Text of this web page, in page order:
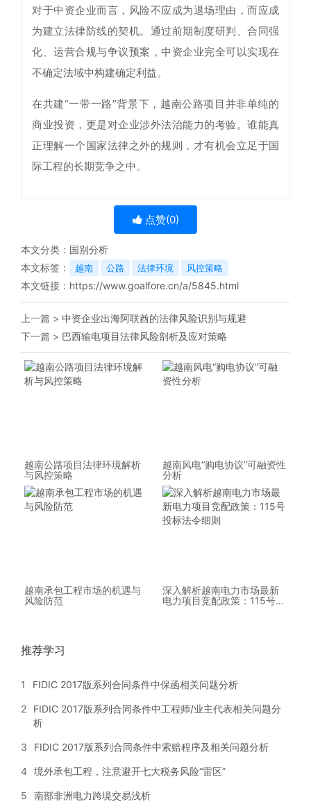
对于中资企业而言，风险不应成为退场理由，而应成
为建立法律防线的契机。通过前期制度研判、合同强
化、运营合规与争议预案，中资企业完全可以实现在
不确定法域中构建确定利益。
在共建“一带一路”背景下，越南公路项目并非单纯的
商业投资，更是对企业涉外法治能力的考验。谁能真
正理解一个国家法律之外的规则，才有机会立足于国
际工程的长期竞争之中。
点赞(0)
本文分类： 国别分析
本文标签：
越南 公路 法律环境 风控策略
本文链接： https://www.goalfore.cn/a/5845.html
上一篇 > 中资企业出海阿联酋的法律风险识别与规避
下一篇 > 巴西输电项目法律风险剖析及应对策略
越南公路项目法律环境解析
与风控策略
越南风电“购电协议”可融资性
分析
越南承包工程市场的机遇与
风险防范
深入解析越南电力市场最新
电力项目竞配政策：115号投
推荐学习
1 FIDIC 2017版系列合同条件中保函相关问题分析
2
FIDIC 2017版系列合同条件中工程师/业主代表相关问题分
析
3 FIDIC 2017版系列合同条件中索赔程序及相关问题分析
4 境外承包工程，注意避开七大税务风险“雷区”
5 南部非洲电力跨境交易浅析